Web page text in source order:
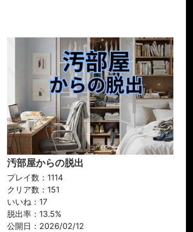
汚部屋からの脱出
プレイ数：1114
クリア数：151
いいね：17
脱出率：13.5%
公開日：2026/02/12